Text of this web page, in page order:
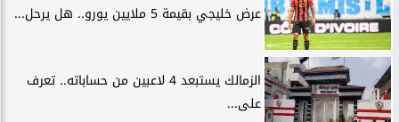
عرض خليجي بقيمة 5 ملايين يورو.. هل يرحل...
الزمالك يستبعد 4 لاعبين من حساباته.. تعرف
على...